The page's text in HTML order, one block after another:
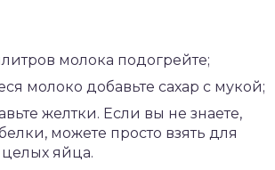
молока подогрейте;
молоко добавьте сахар с мукой;
желтки. Если вы не знаете,
можете просто взять для
яйца.